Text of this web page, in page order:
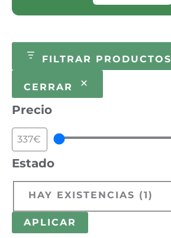
FILTRAR PRODUCTOS
CERRAR
Precio
Estado
HAY EXISTENCIAS (1
APLICAR